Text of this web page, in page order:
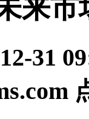
来
31